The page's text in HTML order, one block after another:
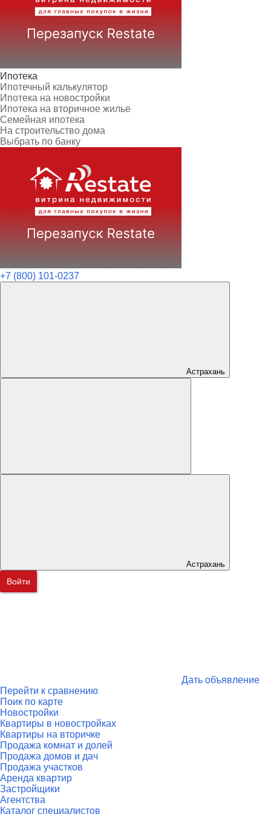
Ипотека
Ипотечный калькулятор
Ипотека на новостройки
Ипотека на вторичное жилье
Семейная ипотека
На строительство дома
Выбрать по банку
+7 (800) 101-0237
Астрахань
Астрахань
Войти
Дать объявление
Перейти к сравнению
Поик по карте
Новостройки
Квартиры в новостройках
Квартиры на вторичке
Продажа комнат и долей
Продажа домов и дач
Продажа участков
Аренда квартир
Застройщики
Агентства
Каталог специалистов